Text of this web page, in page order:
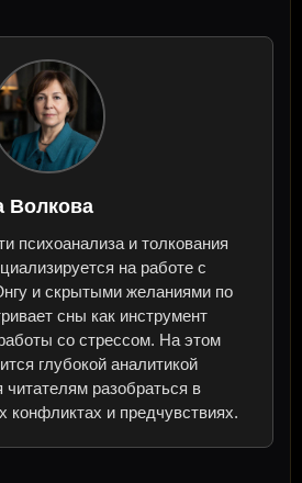
Волкова
психоанализа и толкования
на работе с
и скрытыми желаниями по
сны как инструмент
со стрессом. На этом
глубокой аналитикой
читателям разобраться в
конфликтах и предчувствиях.